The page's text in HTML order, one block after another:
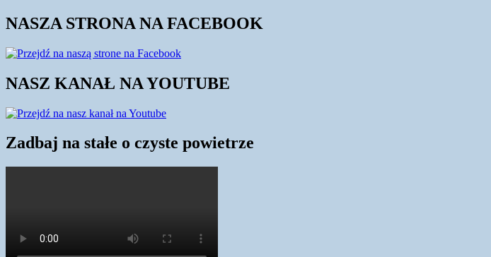
NASZA STRONA NA FACEBOOK
NASZ KANAŁ NA YOUTUBE
Zadbaj na stałe o czyste powietrze